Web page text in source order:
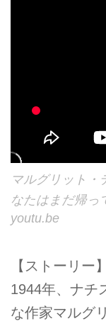
マルグリット・
なたはまだ帰っ
youtu.be
【ストーリー
1944年、ナチ
な作家マルグ